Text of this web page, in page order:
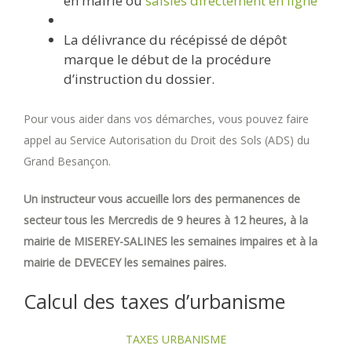
La délivrance du récépissé de dépôt
marque le début de la procédure
d’instruction du dossier.
Pour vous aider dans vos démarches, vous pouvez faire
appel au Service Autorisation du Droit des Sols (ADS) du
Grand Besançon.
Un instructeur vous accueille lors des permanences de
secteur tous les Mercredis de 9 heures à 12 heures, à la
mairie de MISEREY-SALINES les semaines impaires et à la
mairie de DEVECEY les semaines paires.
Calcul des taxes d’urbanisme
TAXES URBANISME